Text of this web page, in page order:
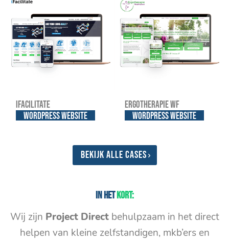
iFacilitate
WordPress website
Ergotherapie WF
WordPress website
Bekijk alle cases
In hetkort:
Wij zijn Project Direct behulpzaam in het direct
helpen van kleine zelfstandigen, mkb’ers en